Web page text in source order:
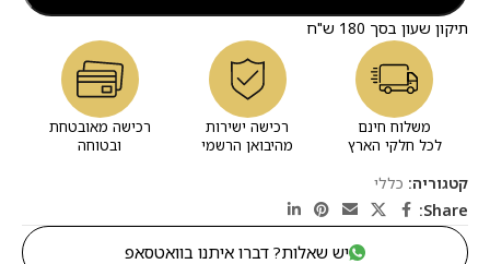
תיקון שעון בסך 180 ש"ח
משלוח חינם
לכל חלקי הארץ
רכישה ישירות
מהיבואן הרשמי
רכישה מאובטחת
ובטוחה
קטגוריה: כללי
Share:
יש שאלות? דברו איתנו בוואטסאפ